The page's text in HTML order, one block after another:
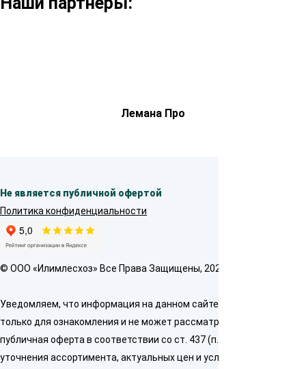
Лемана Про
Не является публичной офертой
Политика конфиденциальности
© OOO «Илимлесхоз» Все Права Защищены, 2026
Уведомляем, что информация на данном сайте предназначена
только для ознакомления и не может рассматриваться как
публичная оферта в соответствии со ст. 437 (п. 2) ГК РФ. Для
уточнения ассортимента, актуальных цен и условий